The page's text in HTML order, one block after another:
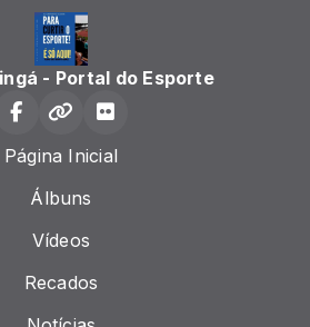
- Portal do Esporte
Página Inicial
Álbuns
Vídeos
Recados